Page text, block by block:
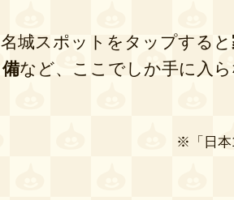
名城スポットをタップすると
備など、ここでしか手に入
「日